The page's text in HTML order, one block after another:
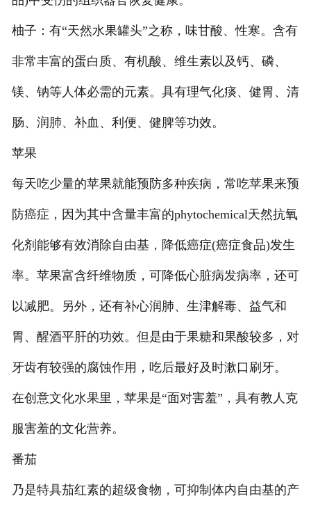
柚子：有“天然水果罐头”之称，味甘酸、性寒。含有
非常丰富的蛋白质、有机酸、维生素以及钙、磷、
镁、钠等人体必需的元素。具有理气化痰、健胃、清
肠、润肺、补血、利便、健脾等功效。
苹果
每天吃少量的苹果就能预防多种疾病，常吃苹果来预
防癌症，因为其中含量丰富的phytochemical天然抗氧
化剂能够有效消除自由基，降低癌症(癌症食品)发生
率。苹果富含纤维物质，可降低心脏病发病率，还可
以减肥。另外，还有补心润肺、生津解毒、益气和
胃、醒酒平肝的功效。但是由于果糖和果酸较多，对
牙齿有较强的腐蚀作用，吃后最好及时漱口刷牙。
在创意文化水果里，苹果是“面对害羞”，具有教人克
服害羞的文化营养。
番茄
乃是特具茄红素的超级食物，可抑制体内自由基的产